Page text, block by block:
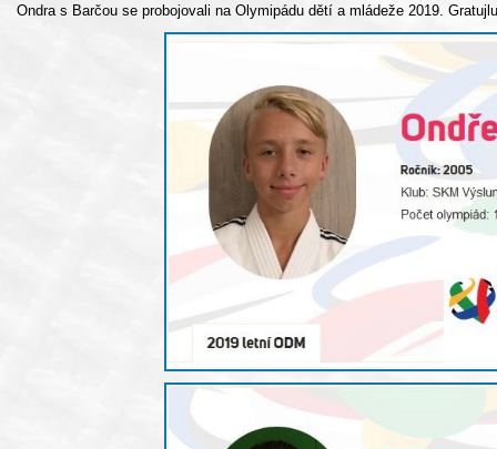
Ondra s Barčou se probojovali na Olymipádu dětí a mládeže 2019.